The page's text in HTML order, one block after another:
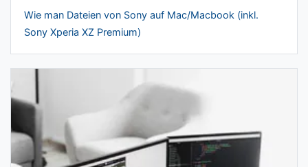
Wie man Dateien von Sony auf Mac/Macbook (inkl.
Sony Xperia XZ Premium)